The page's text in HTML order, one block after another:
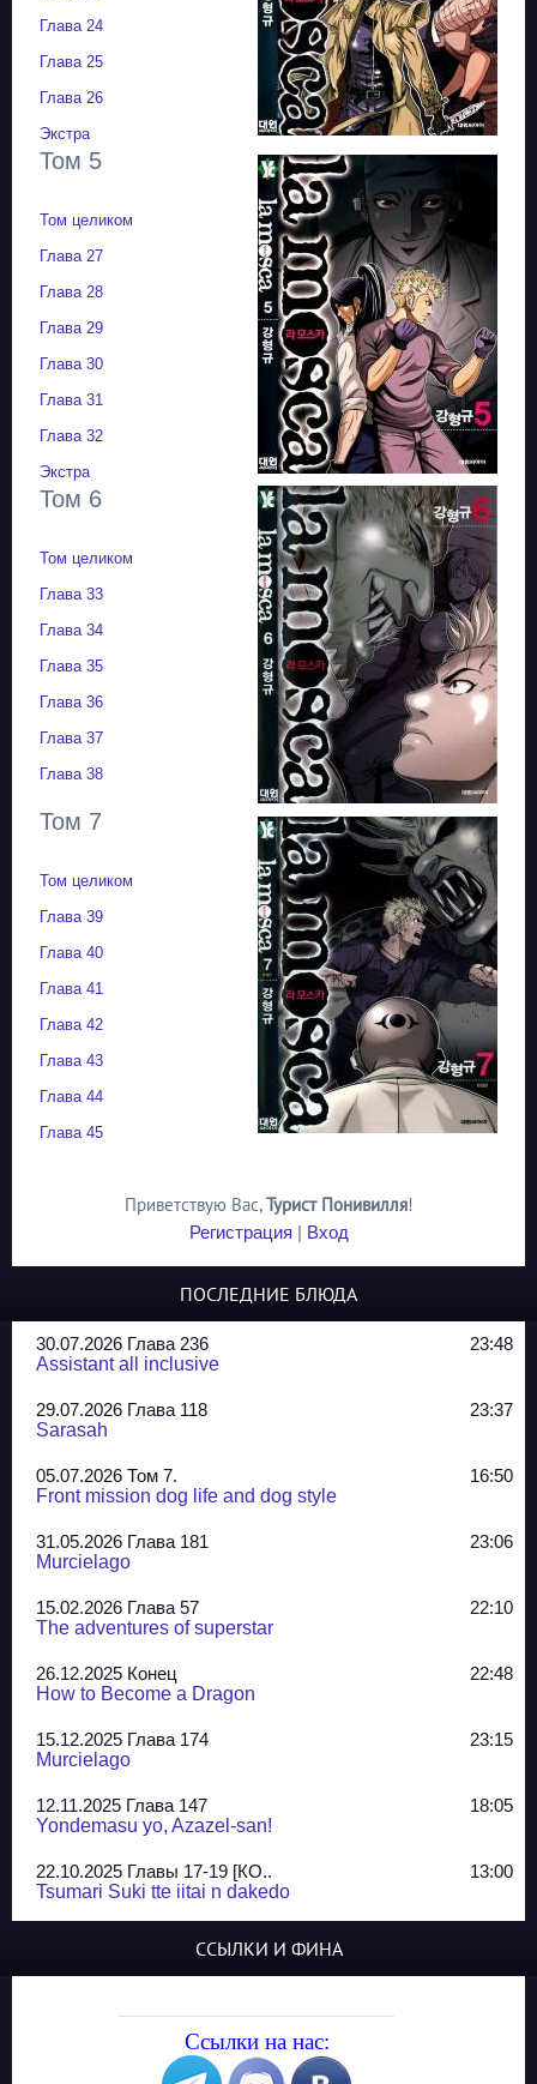
Глава 24
Глава 25
Глава 26
Экстра
Том 5
Том целиком
Глава 27
Глава 28
Глава 29
Глава 30
Глава 31
Глава 32
Экстра
Том 6
Том целиком
Глава 33
Глава 34
Глава 35
Глава 36
Глава 37
Глава 38
Том 7
Том целиком
Глава 39
Глава 40
Глава 41
Глава 42
Глава 43
Глава 44
Глава 45
Приветствую Вас,Турист Понивилля!
Регистрация | Вход
ПОСЛЕДНИЕ БЛЮДА
30.07.2026 Глава 236
23:48
Assistant all inclusive
29.07.2026 Глава 118
23:37
Sarasah
05.07.2026 Том 7.
16:50
Front mission dog life and dog style
31.05.2026 Глава 181
23:06
Murcielago
15.02.2026 Глава 57
22:10
The adventures of superstar
26.12.2025 Конец
22:48
How to Become a Dragon
15.12.2025 Глава 174
23:15
Murcielago
12.11.2025 Глава 147
18:05
Yondemasu yo, Azazel-san!
22.10.2025 Главы 17-19 [КО..
13:00
Tsumari Suki tte iitai n dakedo
Yozakura Shijuusou
08.08.2025 Глава 50
ССЫЛКИ И ФИНА
Ссылки на нас: